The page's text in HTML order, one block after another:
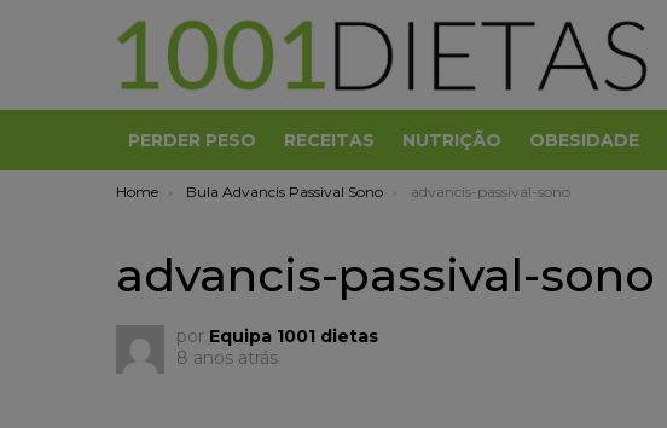
PERDER PESO RECEITAS NUTRIÇÃO OBESIDADE
You are here:
Home Bula Advancis Passival Sono advancis-passival-sono
advancis-passival-sono
por Equipa 1001 dietas
8 anos atrás